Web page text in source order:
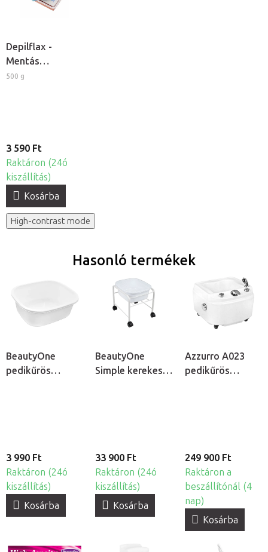
Depilflax -
Mentás
kozmetikai
500 g
3 590 Ft
Raktáron (24ó
kiszállítás)
Kosárba
High-contrast mode
Hasonló termékek
BeautyOne
pedikűrös
3 990 Ft
Raktáron (24ó
kiszállítás)
Kosárba
BeautyOne
Simple kerekes
33 900 Ft
Raktáron (24ó
kiszállítás)
Kosárba
Azzurro A023
pedikűrös
249 900 Ft
Raktáron a
beszállítónál (4
nap)
Kosárba